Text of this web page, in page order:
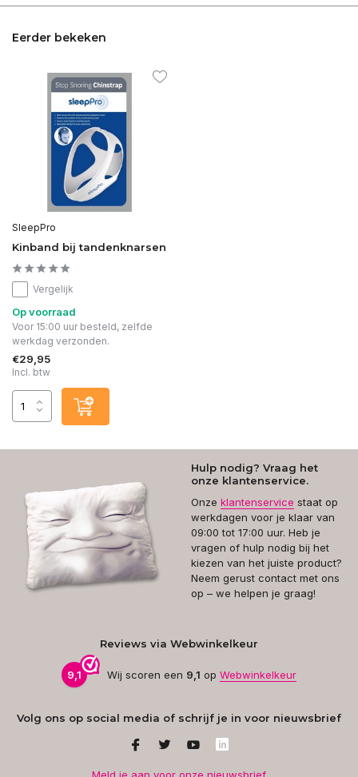
Eerder bekeken
SleepPro
Kinband bij tandenknarsen
Vergelijk
Op voorraad
Voor 15:00 uur besteld, zelfde
werkdag verzonden.
€29,95
Incl. btw
Hulp nodig? Vraag het
onze klantenservice.
Onze klantenservice staat op
werkdagen voor je klaar van
09:00 tot 17:00 uur. Heb je
vragen of hulp nodig bij het
kiezen van het juiste product?
Neem gerust contact met ons
op – we helpen je graag!
Reviews via Webwinkelkeur
9,1 Wij scoren een 9,1 op Webwinkelkeur
Volg ons op social media of schrijf je in voor nieuwsbrief